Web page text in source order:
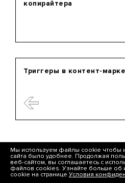
Мы используем файлы cookie чтобы
сайта было удобнее. Продолжая
веб-сайтом, вы соглашаетесь с
файлов cookies. Узнайте больше об
cookie на странице Условия
Триггеры в контент-
копирайтера